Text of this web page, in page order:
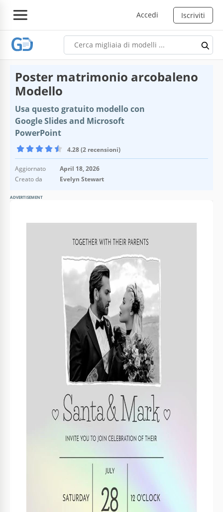
Accedi Iscriviti
Poster matrimonio arcobaleno
Modello
Usa questo gratuito modello con
Google Slides and Microsoft
PowerPoint
4.28 (2 recensioni)
Aggiornato
April 18, 2026
Creato da
Evelyn Stewart
ADVERTISEMENT